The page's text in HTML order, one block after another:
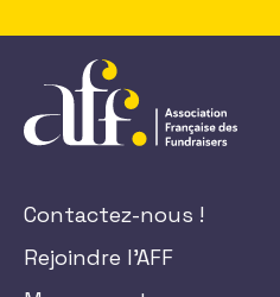
Contactez-nous !
Rejoindre l'AFF